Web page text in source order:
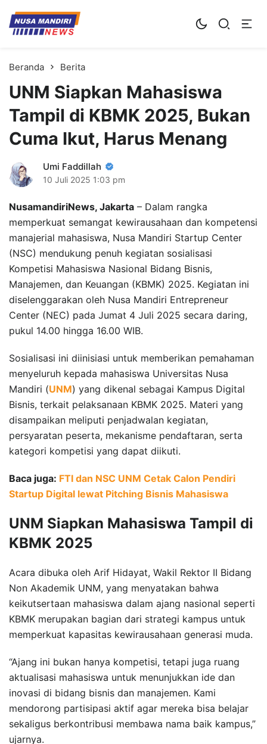
Kampus Digital Bisnis
Universitas Nusa Mandiri
Beranda Berita
UNM Siapkan Mahasiswa
Tampil di KBMK 2025, Bukan
Cuma Ikut, Harus Menang
Umi Faddillah
10 Juli 2025 1:03 pm
NusamandiriNews, Jakarta – Dalam rangka
memperkuat semangat kewirausahaan dan kompetensi
manajerial mahasiswa, Nusa Mandiri Startup Center
(NSC) mendukung penuh kegiatan sosialisasi
Kompetisi Mahasiswa Nasional Bidang Bisnis,
Manajemen, dan Keuangan (KBMK) 2025. Kegiatan ini
diselenggarakan oleh Nusa Mandiri Entrepreneur
Center (NEC) pada Jumat 4 Juli 2025 secara daring,
pukul 14.00 hingga 16.00 WIB.
Sosialisasi ini diinisiasi untuk memberikan pemahaman
menyeluruh kepada mahasiswa Universitas Nusa
Mandiri (UNM) yang dikenal sebagai Kampus Digital
Bisnis, terkait pelaksanaan KBMK 2025. Materi yang
disampaikan meliputi penjadwalan kegiatan,
persyaratan peserta, mekanisme pendaftaran, serta
kategori kompetisi yang dapat diikuti.
Baca juga: FTI dan NSC UNM Cetak Calon Pendiri
Startup Digital lewat Pitching Bisnis Mahasiswa
UNM Siapkan Mahasiswa Tampil di
KBMK 2025
Acara dibuka oleh Arif Hidayat, Wakil Rektor II Bidang
Non Akademik UNM, yang menyatakan bahwa
keikutsertaan mahasiswa dalam ajang nasional seperti
KBMK merupakan bagian dari strategi kampus untuk
memperkuat kapasitas kewirausahaan generasi muda.
“Ajang ini bukan hanya kompetisi, tetapi juga ruang
aktualisasi mahasiswa untuk menunjukkan ide dan
inovasi di bidang bisnis dan manajemen. Kami
mendorong partisipasi aktif agar mereka bisa belajar
sekaligus berkontribusi membawa nama baik kampus,”
ujarnya.